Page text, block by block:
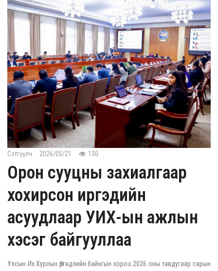
Сэтгүүлч 2026/05/21 130
Орон сууцны захиалгаар
хохирсон иргэдийн
асуудлаар УИХ-ын ажлын
хэсэг байгууллаа
Улсын Их Хурлын Өргөдлийн байнгын хороо 2026 оны тавдугаар сарын